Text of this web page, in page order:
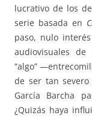
lucrativo de los
serie basada en
paso, nulo
audiovisuales
“algo”
de ser tan
García Barcha
¿Quizás haya